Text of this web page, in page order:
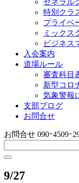
ゼネラル
特別クラ
プライベ
ミックス
ビジネス
入会案内
道場ルール
審査科目
新型コロ
気象警報
支部ブログ
お問合せ
お問合せ 090ｰ4509ｰ
9/27